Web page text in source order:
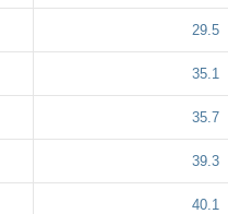
29.5
35.1
35.7
39.3
40.1